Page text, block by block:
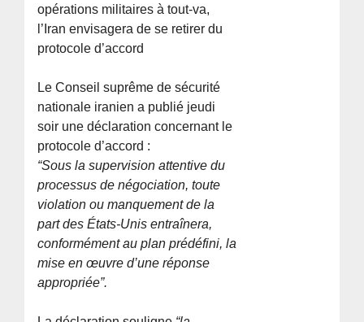
opérations militaires à tout-va,
l’Iran envisagera de se retirer du
protocole d’accord
Le Conseil suprême de sécurité
nationale iranien a publié jeudi
soir une déclaration concernant le
protocole d’accord :
“Sous la supervision attentive du
processus de négociation, toute
violation ou manquement de la
part des États-Unis entraînera,
conformément au plan prédéfini, la
mise en œuvre d’une réponse
appropriée”.